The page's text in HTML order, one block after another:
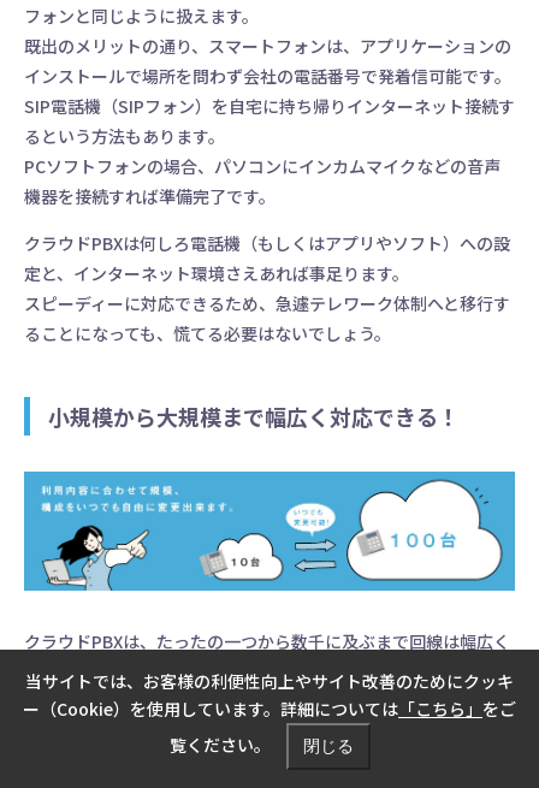
フォンと同じように扱えます。
既出のメリットの通り、スマートフォンは、アプリケーションの
インストールで場所を問わず会社の電話番号で発着信可能です。
SIP電話機（SIPフォン）を自宅に持ち帰りインターネット接続す
るという方法もあります。
PCソフトフォンの場合、パソコンにインカムマイクなどの音声
機器を接続すれば準備完了です。
クラウドPBXは何しろ電話機（もしくはアプリやソフト）への設
定と、インターネット環境さえあれば事足ります。
スピーディーに対応できるため、急遽テレワーク体制へと移行す
ることになっても、慌てる必要はないでしょう。
小規模から大規模まで幅広く対応できる！
クラウドPBXは、たったの一つから数千に及ぶまで回線は幅広く
利用できます（最小規模、最大規模はサービスやプランによって
異なります）。
それゆえ、個人事業主も大規模コールセンターも、ニーズに合わ
せてバラエティに富んだ使い方が可能です。
当サイトでは、お客様の利便性向上やサイト改善のためにクッキ
ー（Cookie）を使用しています。詳細については 「こちら」 をご
覧ください。
閉じる